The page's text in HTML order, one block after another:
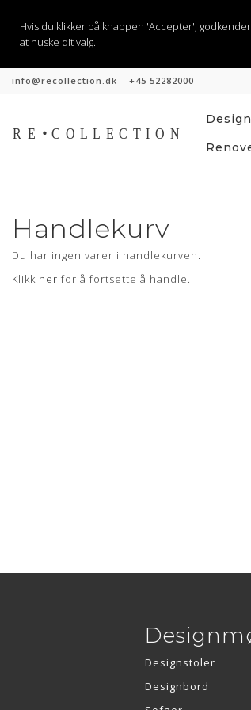
Hvis du klikker på knappen 'Accepter',
at huske dit valg.
info@recollection.dk +45 52282000
Hopp
Handlekurv
Du har ingen varer i handlekurven.
Klikk her for å fortsette å handle.
Designstoler
Designbord